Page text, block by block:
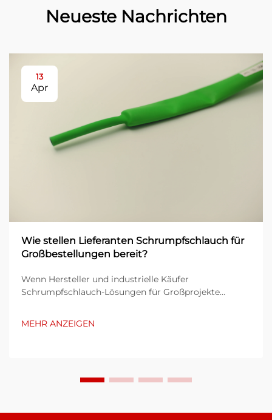
Neueste Nachrichten
13
Apr
Wie stellen Lieferanten Schrumpfschlauch für
Großbestellungen bereit?
Wenn Hersteller und industrielle Käufer
Schrumpfschlauch-Lösungen für Großprojekte
Komplexität der Bereitstellung von Großbestellungen
MEHR ANZEIGEN